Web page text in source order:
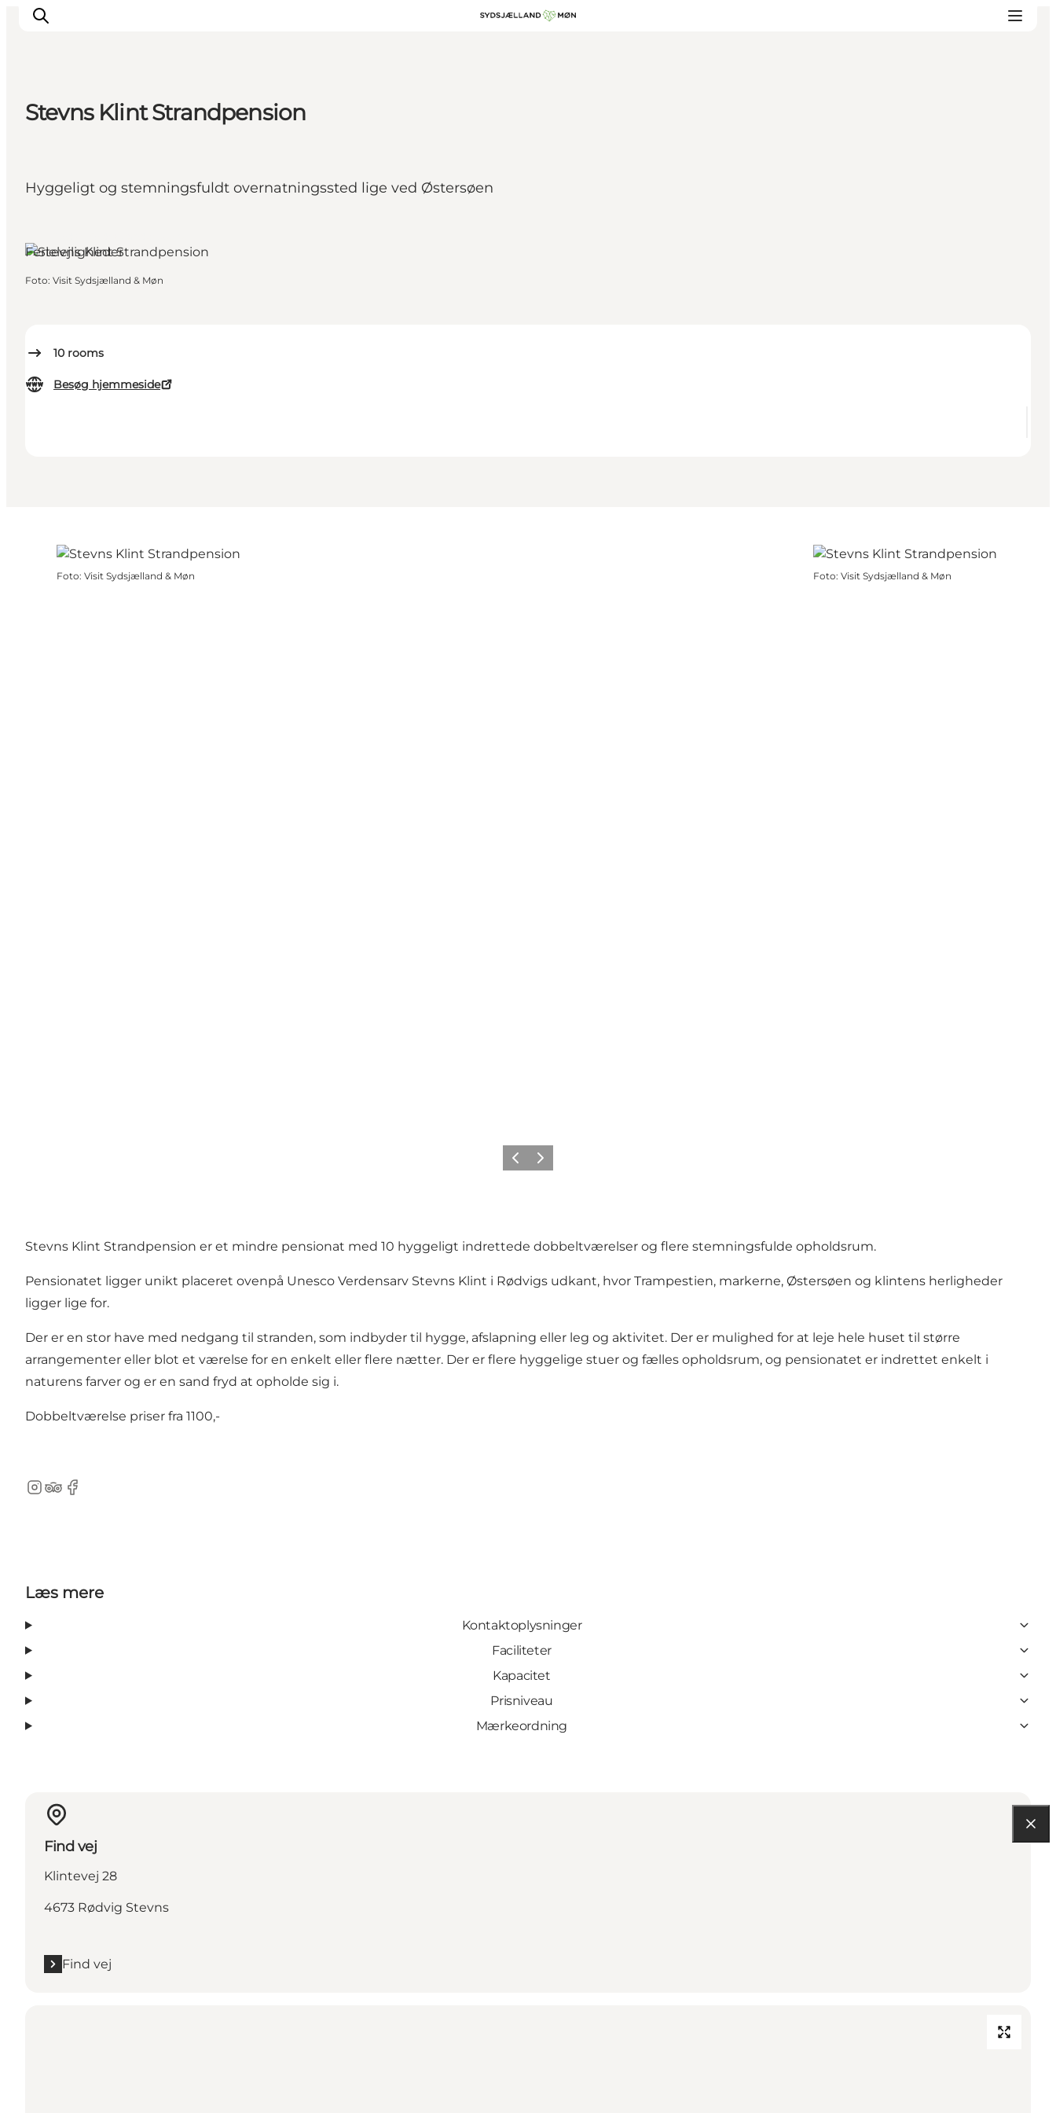
Events
Spis
Planlæg din tur
Stevns Klint Strandpension
Hyggeligt og stemningsfuldt overnatningssted lige ved Østersøen
10 rooms
Besøg hjemmeside
Ferielejligheder
Foto: Visit Sydsjælland & Møn
Foto: Visit Sydsjælland & Møn Foto: Visit Sydsjælland & Møn
ForrigeNæste
Stevns Klint Strandpension er et mindre pensionat med 10 hyggeligt indrettede dobbeltværelser og flere stemningsfulde opholdsrum.
Pensionatet ligger unikt placeret ovenpå Unesco Verdensarv Stevns Klint i Rødvigs udkant, hvor Trampestien, markerne, Østersøen og klintens herligheder
ligger lige for.
Der er en stor have med nedgang til stranden, som indbyder til hygge, afslapning eller leg og aktivitet. Der er mulighed for at leje hele huset til større
arrangementer eller blot et værelse for en enkelt eller flere nætter. Der er flere hyggelige stuer og fælles opholdsrum, og pensionatet er indrettet enkelt i
naturens farver og er en sand fryd at opholde sig i.
Dobbeltværelse priser fra 1100,-
Instagram
TripAdvisor
Facebook
Læs mere
Kontaktoplysninger
Faciliteter
Kapacitet
Prisniveau
Mærkeordning
Find vej
Klintevej 28
4673 Rødvig Stevns
Find vej